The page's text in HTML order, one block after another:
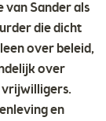
Sander als
die dicht
over beleid,
over
vrijwilligers.
en